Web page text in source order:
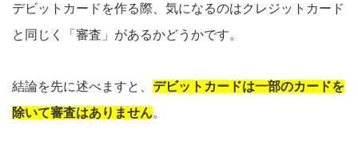
デビットカードを作る際、気になるのはクレジットカード
と同じく「審査」があるかどうかです。
結論を先に述べますと、 デビットカードは一部のカードを
除いて審査はありません。